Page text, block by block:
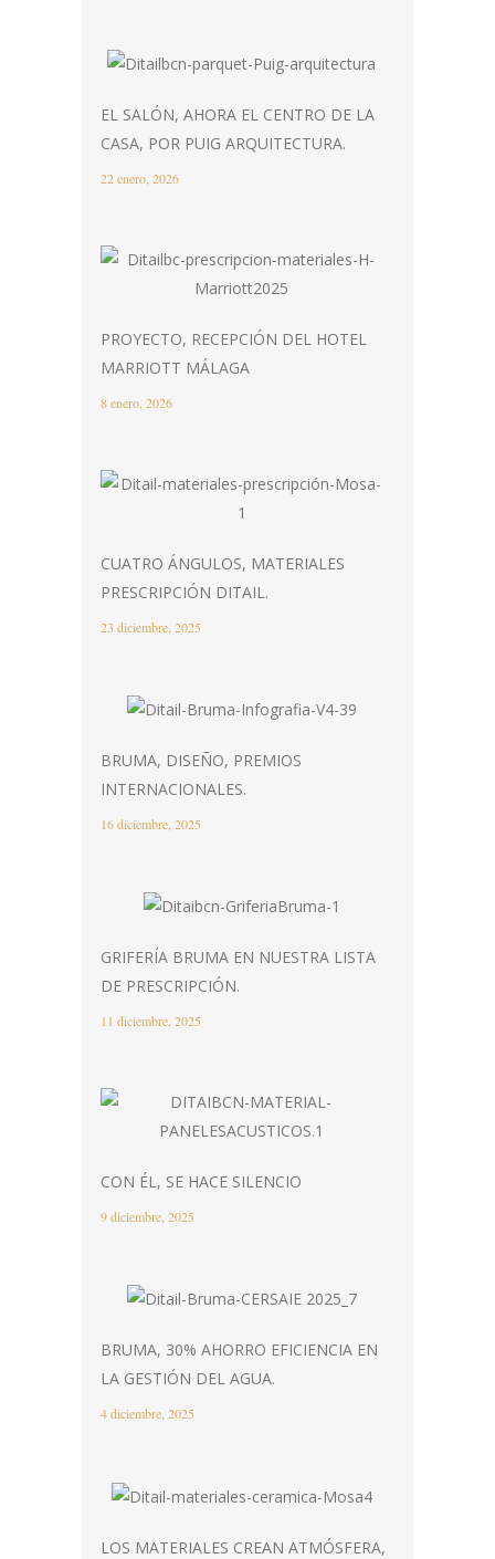
EL SALÓN, AHORA EL CENTRO DE LA
CASA, POR PUIG ARQUITECTURA.
22 enero, 2026
PROYECTO, RECEPCIÓN DEL HOTEL
MARRIOTT MÁLAGA
8 enero, 2026
CUATRO ÁNGULOS, MATERIALES
PRESCRIPCIÓN DITAIL.
23 diciembre, 2025
BRUMA, DISEÑO, PREMIOS
INTERNACIONALES.
16 diciembre, 2025
GRIFERÍA BRUMA EN NUESTRA LISTA
DE PRESCRIPCIÓN.
11 diciembre, 2025
CON ÉL, SE HACE SILENCIO
9 diciembre, 2025
BRUMA, 30% AHORRO EFICIENCIA EN
LA GESTIÓN DEL AGUA.
4 diciembre, 2025
LOS MATERIALES CREAN ATMÓSFERA,